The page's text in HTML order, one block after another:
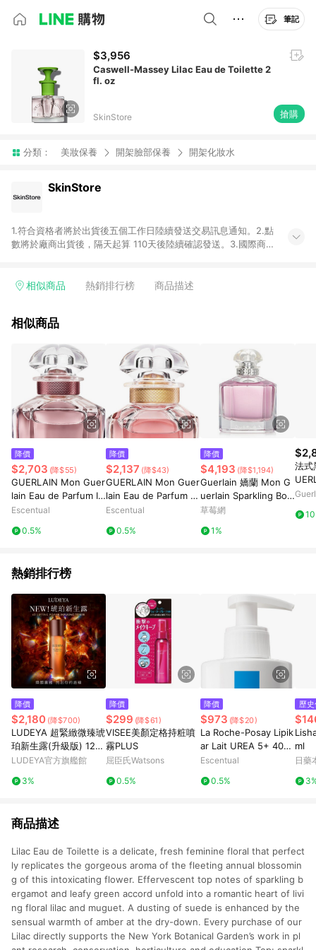
筆記
$3,956
Caswell-Massey Lilac Eau de Toilette 2
fl. oz
SkinStore 搶購
分類： 美妝保養 開架臉部保養 開架化妝水
SkinStore
1.符合資格者將於出貨後五個工作日陸續發送交易訊息通知。2.點
數將於廠商出貨後，隔天起算 110天後陸續確認發送。3.國際商家
點上限將以「訂單總金額」計算。6.若於商家App下單，不符合
相似商品 熱銷排行榜 商品描述
相似商品
降價
$2,703 (降$55)
GUERLAIN Mon Guer
lain Eau de Parfum In
tense Spray 30ml
Escentual
0.5%
降價
$2,137 (降$43)
GUERLAIN Mon Guer
lain Eau de Parfum S
pray 30ml
Escentual
0.5%
降價
$4,193 (降$1,194)
Guerlain 嬌蘭 Mon G
uerlain Sparkling Bou
quet 香水噴霧 100ml/
草莓網
1%
法式
熱銷排行榜
降價
$2,180 (降$700)
LUDEYA 超緊緻微臻琥
珀新生露(升級版) 120
ml
LUDEYA官方旗艦館
3%
降價
$299 (降$61)
VISEE美顏定格持粧噴
霧PLUS
屈臣氏Watsons
0.5%
降價
$973 (降$20)
La Roche-Posay Lipik
ar Lait UREA 5+ 400
ml
Escentual
0.5%
歷
ml
日藥
商品描述
Lilac Eau de Toilette is a delicate, fresh feminine floral that perfect
ly replicates the gorgeous aroma of the fleeting annual blossomin
g of this intoxicating flower. Effervescent top notes of sparkling b
ergamot and leafy green accord unfold into a romantic heart of livi
ng floral lilac and muguet. A dusting of suede is enhanced by the
sensual warmth of amber at the dry-down. Every purchase of our
Lilac directly supports the New York Botanical Garden’s work in pl